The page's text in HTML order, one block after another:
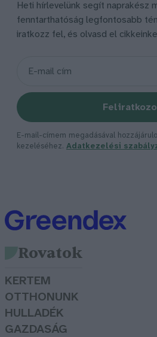
Heti hírlevelünk segít naprakész
fenntarthatóság legfontosabb
iratkozz fel, és olvasd el
E-mail-címem megadásával
kezeléséhez. Adatkezelési
Rovatok
KERTEM
OTTHONUNK
HULLADÉK
GAZDASÁG